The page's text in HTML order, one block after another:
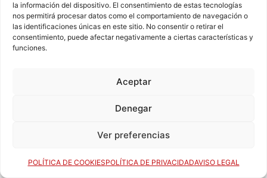
la información del dispositivo. El consentimiento de estas tecnologías
nos permitirá procesar datos como el comportamiento de navegación o
las identificaciones únicas en este sitio. No consentir o retirar el
consentimiento, puede afectar negativamente a ciertas características y
funciones.
Aceptar
Denegar
Ver preferencias
POLÍTICA DE COOKIESPOLÍTICA DE PRIVACIDADAVISO LEGAL
Claudia PÉREZ
Estatura:163cm